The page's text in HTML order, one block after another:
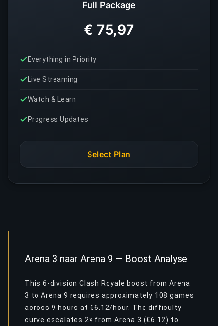
Full Package
€ 75,97
Everything in Priority
Live Streaming
Watch & Learn
Progress Updates
Select Plan
Arena 3 naar Arena 9 — Boost Analyse
This 6-division Clash Royale boost from Arena
3 to Arena 9 requires approximately 108 games
across 9 hours at €6.12/hour. The difficulty
curve escalates 2× from Arena 3 (€6.12) to